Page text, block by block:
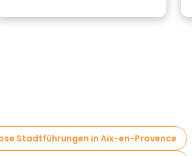
Stadtführungen in Aix-en-Provence